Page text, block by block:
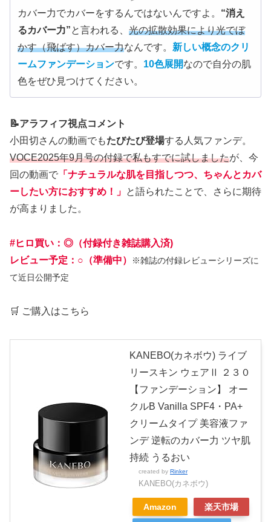
カバー力でカバーをするんではないんですよ。 “消え
るカバー力”と言われる、 光の拡散効果により光でぼ
かす（飛ばす）カバー力なんです。 新しい概念のクリ
ームファンデーションです。 10色展開なので自分の肌
色をぜひ見つけてください。
📝アラフィフ視点コメント
小田切さんの動画でもたびたび登場する人気ファンデ。
VOCE2025年9月号の付録で私もすでに試しましたが、今
回の動画で 「ナチュラルな肌を目指しつつ、ちゃんとカバ
ーしたい方におすすめ！」 と語られたことで、さらに期待
が高まりました。
#ヒロ買い：◎（付録付き雑誌購入済)
レビュー予定：○（準備中）
※雑誌の付録レビューシリーズに
て近日公開予定
🛒 ご購入はこちら
KANEBO(カネボウ) ライブ
リースキン ウェアⅡ ２３０
【ファンデーション】 オー
クルB Vanilla SPF4・PA+
クリームタイプ 美容液ファ
ンデ 逆転のカバー力 ツヤ肌
持続 うるおい
created by Rinker
KANEBO(カネボウ)
Amazon 楽天市場